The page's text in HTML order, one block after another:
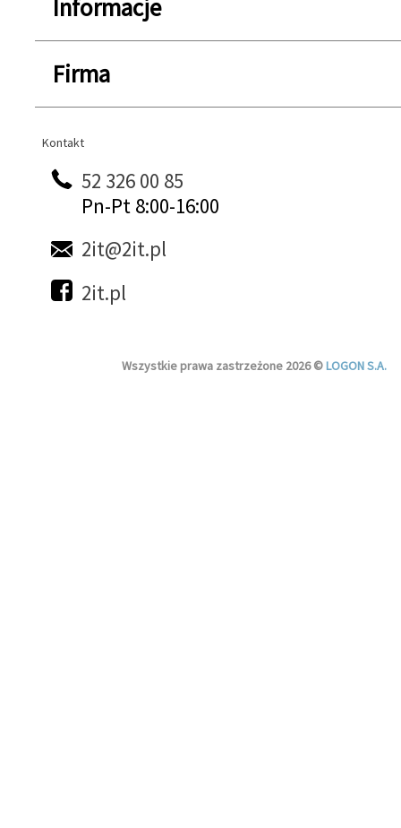
Informacje
Firma
Kontakt
Kontakt
52 326 00 85
Pn-Pt 8:00-16:00
2it@2it.pl
2it.pl
Wszystkie prawa zastrzeżone 2026 ©LOGON S.A.